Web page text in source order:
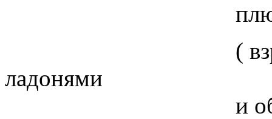
плюх
( взрыть воду
ладонями
и обрушить